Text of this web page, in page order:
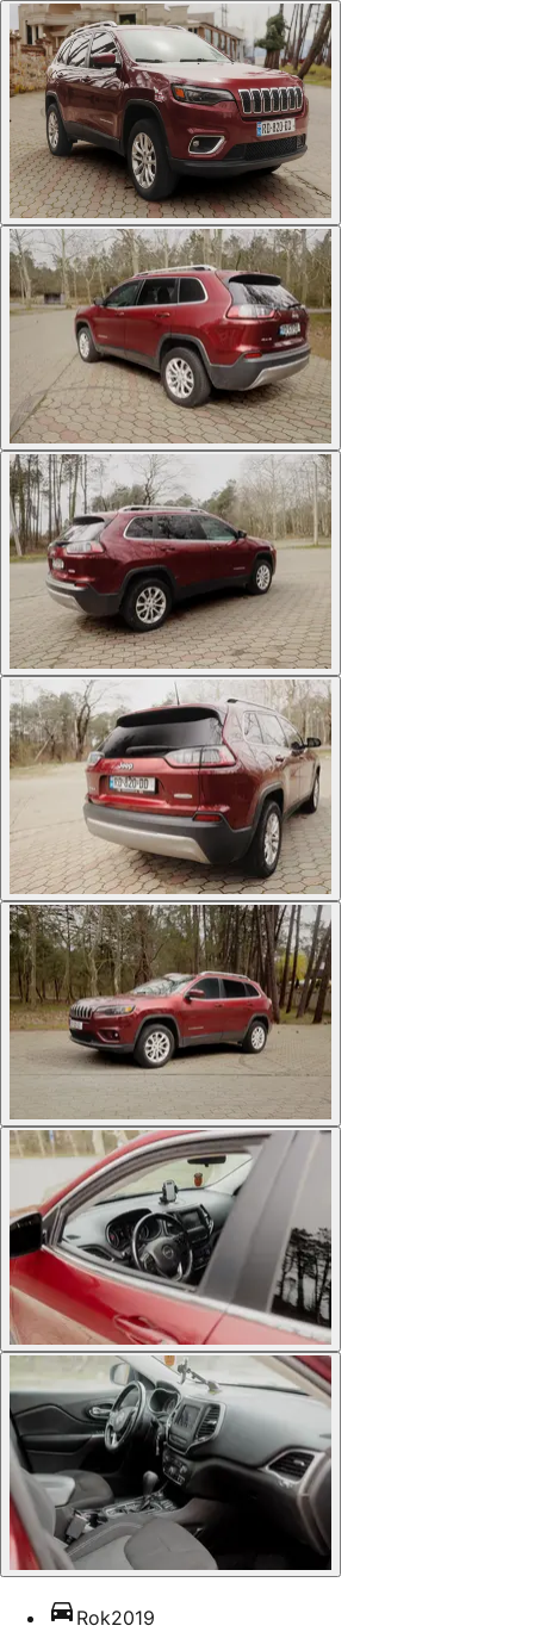
Rok2019